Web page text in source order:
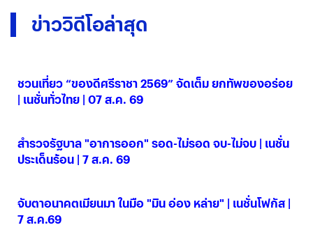
ข่าววิดีโอล่าสุด
ชวนเที่ยว “ของดีศรีราชา 2569” จัดเต็ม ยกทัพของอร่อย
| เนชั่นทั่วไทย | 07 ส.ค. 69
สำรวจรัฐบาล "อาการออก" รอด-ไม่รอด จบ-ไม่จบ | เนชั่น
ประเด็นร้อน | 7 ส.ค. 69
จับตาอนาคตเมียนมา ในมือ "มิน อ่อง หล่าย" | เนชั่นโฟกัส |
7 ส.ค.69